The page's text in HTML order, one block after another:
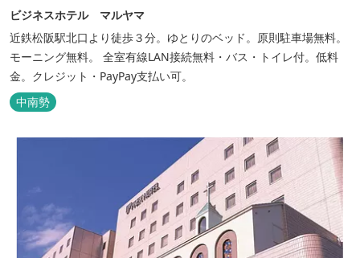
ビジネスホテル マルヤマ
近鉄松阪駅北口より徒歩３分。ゆとりのベッド。原則駐車場無料。
モーニング無料。 全室有線LAN接続無料・バス・トイレ付。低料
金。クレジット・PayPay支払い可。
中南勢